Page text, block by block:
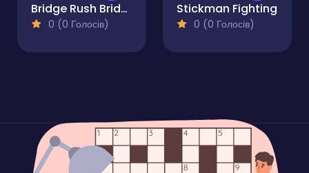
Bridge Rush Bridge Builder Game
0 (0 Голосів)
Stickman Fighting
0 (0 Голосів)